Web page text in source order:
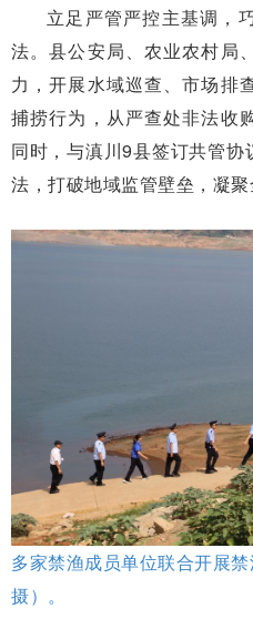
立足严管严控主基调，
法。县公安局、农业农村局
力，开展水域巡查、市场排
捕捞行为，从严查处非法收
同时，与滇川9县签订共管
法，打破地域监管壁垒，凝聚
多家禁渔成员单位联合开展
摄）。